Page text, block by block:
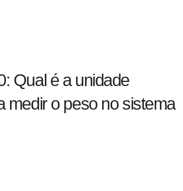
Qual é a unidade
medir o peso no sistema